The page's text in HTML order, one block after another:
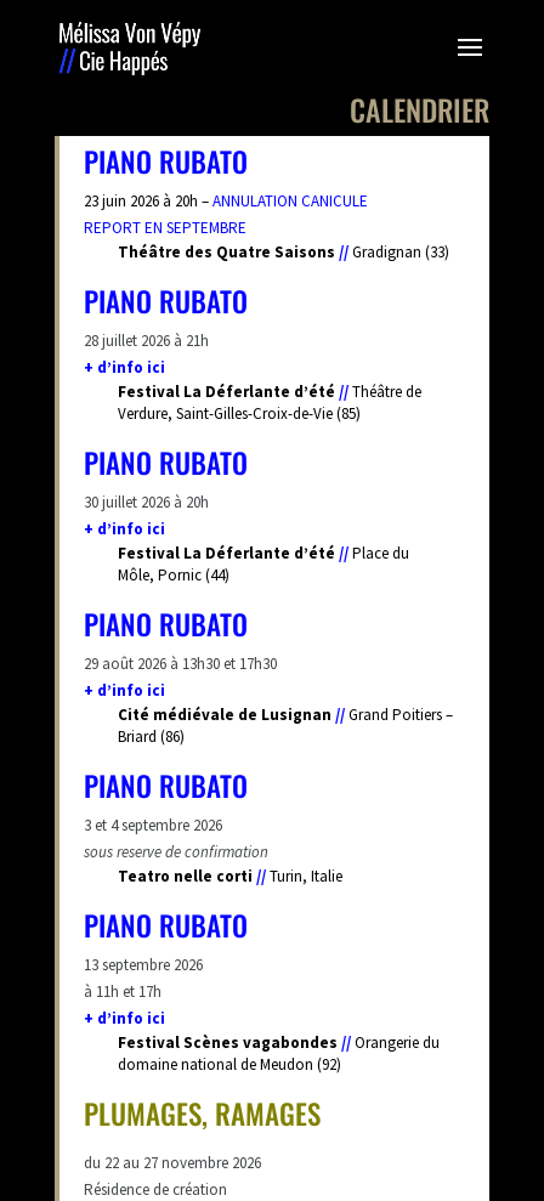
CALENDRIER
PIANO RUBATO
23 juin 2026 à 20h –ANNULATION CANICULE
REPORT EN SEPTEMBRE
Théâtre des Quatre Saisons //Gradignan (33)
PIANO RUBATO
28 juillet 2026 à 21h
+ d’info ici
Festival La Déferlante d’été //Théâtre de
Verdure, Saint-Gilles-Croix-de-Vie (85)
PIANO RUBATO
30 juillet 2026 à 20h
+ d’info ici
Festival La Déferlante d’été //Place du
Môle, Pornic (44)
PIANO RUBATO
29 août 2026 à 13h30 et 17h30
+ d’info ici
Cité médiévale de Lusignan //Grand Poitiers –
Briard (86)
PIANO RUBATO
3 et 4 septembre 2026
sous reserve de confirmation
Teatro nelle corti //Turin, Italie
PIANO RUBATO
13 septembre 2026
à 11h et 17h
+ d’info ici
Festival Scènes vagabondes //Orangerie du
domaine national de Meudon (92)
PLUMAGES, RAMAGES
du 22 au 27 novembre 2026
Résidence de création